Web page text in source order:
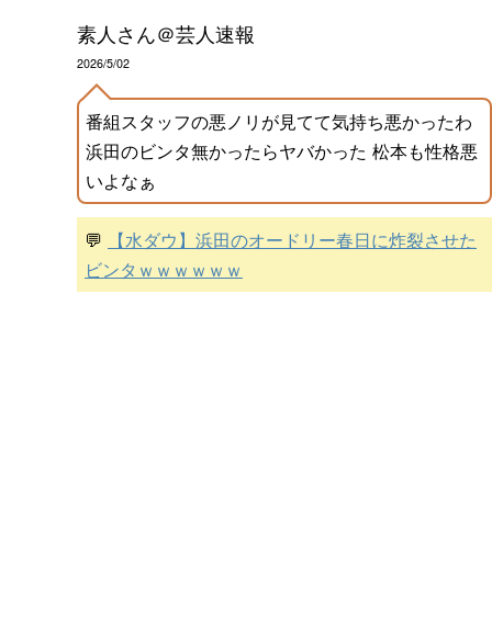
素人さん＠芸人速報
2026/5/02
番組スタッフの悪ノリが見てて気持ち悪かったわ
浜田のビンタ無かったらヤバかった 松本も性格悪
いよなぁ
💬
【水ダウ】浜田のオードリー春日に炸裂させた
ビンタｗｗｗｗｗｗ